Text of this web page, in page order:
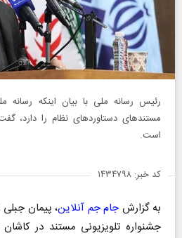
رئیس رسانه ملی با بیان اینکه
مستند‌های دستاورد‌های نظام را دارد،
است.
کد خبر: ۱۴۳۴۷۹۸
به گزارشجام جم آنلاین، پیمان
جشنواره تلویزیونی مستند در